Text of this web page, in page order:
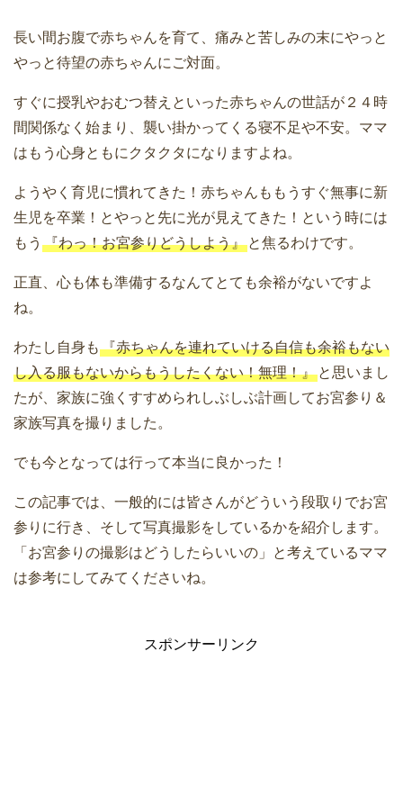
長い間お腹で赤ちゃんを育て、痛みと苦しみの末にやっと
やっと待望の赤ちゃんにご対面。
すぐに授乳やおむつ替えといった赤ちゃんの世話が２４時
間関係なく始まり、襲い掛かってくる寝不足や不安。ママ
はもう心身ともにクタクタになりますよね。
ようやく育児に慣れてきた！赤ちゃんももうすぐ無事に新
生児を卒業！とやっと先に光が見えてきた！という時には
もう 『わっ！お宮参りどうしよう』 と焦るわけです。
正直、心も体も準備するなんてとても余裕がないですよ
ね。
わたし自身も 『赤ちゃんを連れていける自信も余裕もない
し入る服もないからもうしたくない！無理！』 と思いまし
たが、家族に強くすすめられしぶしぶ計画してお宮参り＆
家族写真を撮りました。
でも今となっては行って本当に良かった！
この記事では、一般的には皆さんがどういう段取りでお宮
参りに行き、そして写真撮影をしているかを紹介します。
「お宮参りの撮影はどうしたらいいの」と考えているママ
は参考にしてみてくださいね。
スポンサーリンク